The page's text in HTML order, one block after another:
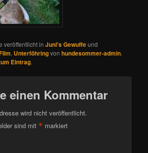
veröffentlicht inJuni's Gewuffeund
, Unterföhringvonhundesommer-admin.
Eintrag.
einen Kommentar
wird nicht veröffentlicht.
sind mit* markiert